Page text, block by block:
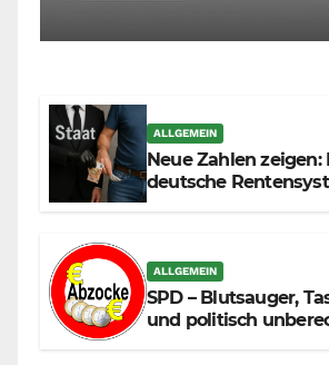
muss sich selbst
ALLGEMEIN
Neue Zahlen zeigen:
deutsche
ALLGEMEIN
SPD – Blutsauger,
und politisch